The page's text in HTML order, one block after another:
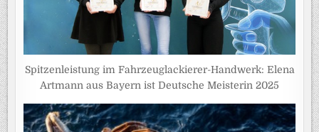
Spitzenleistung im Fahrzeuglackierer-Handwerk: Elena
Artmann aus Bayern ist Deutsche Meisterin 2025